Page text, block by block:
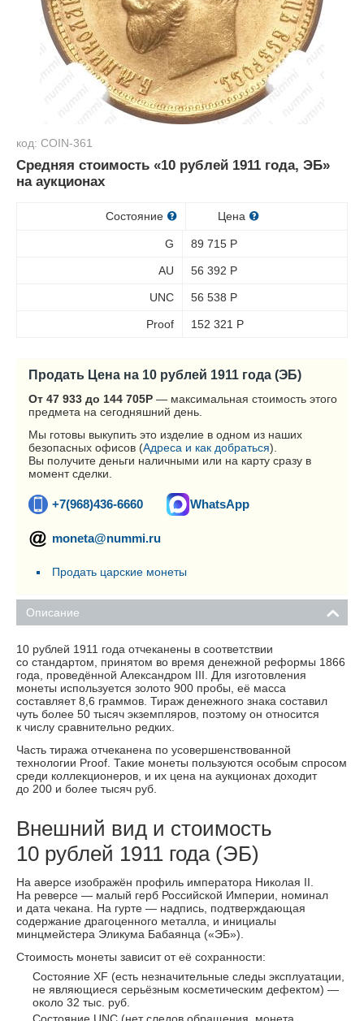
код: COIN-361
Средняя стоимость «10 рублей 1911 года, ЭБ»
на аукционах
Состояние Цена
G 89 715 Р
AU 56 392 Р
UNC 56 538 Р
Proof 152 321 Р
Продать Цена на 10 рублей 1911 года (ЭБ)
От 47 933 до 144 705Р — максимальная стоимость этого
предмета на сегодняшний день.
Мы готовы выкупить это изделие в одном из наших
безопасных офисов (Адреса и как добраться).
Вы получите деньги наличными или на карту сразу в
момент сделки.
+7(968)436-6660 WhatsApp
moneta@nummi.ru
Продать царские монеты
Описание
10 рублей 1911 года отчеканены в соответствии
со стандартом, принятом во время денежной реформы 1866
года, проведённой Александром III. Для изготовления
монеты используется золото 900 пробы, её масса
составляет 8,6 граммов. Тираж денежного знака составил
чуть более 50 тысяч экземпляров, поэтому он относится
к числу сравнительно редких.
Часть тиража отчеканена по усовершенствованной
технологии Proof. Такие монеты пользуются особым спросом
среди коллекционеров, и их цена на аукционах доходит
до 200 и более тысяч руб.
Внешний вид и стоимость
10 рублей 1911 года (ЭБ)
На аверсе изображён профиль императора Николая II.
На реверсе — малый герб Российской Империи, номинал
и дата чекана. На гурте — надпись, подтверждающая
содержание драгоценного металла, и инициалы
минцмейстера Эликума Бабаянца («ЭБ»).
Стоимость монеты зависит от её сохранности:
Состояние XF (есть незначительные следы эксплуатации,
не являющиеся серьёзным косметическим дефектом) —
около 32 тыс. руб.